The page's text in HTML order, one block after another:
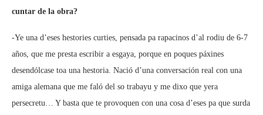
cuntar de la obra?
-Ye una d’eses hestories curties, pensada pa rapacinos d’al rodiu de 6-7
años, que me presta escribir a esgaya, porque en poques páxines
desendólcase toa una hestoria. Nació d’una conversación real con una
amiga alemana que me faló del so trabayu y me dixo que yera
persecretu… Y basta que te provoquen con una cosa d’eses pa que surda